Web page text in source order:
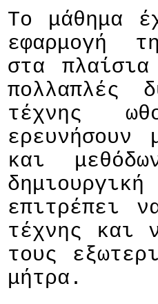
To μάθημα
εφαρμογή
στα
πολλαπλές
τέχνης
ερευνήσουν
και
επιτρέπει
τέχνης και
τους
μήτρα.